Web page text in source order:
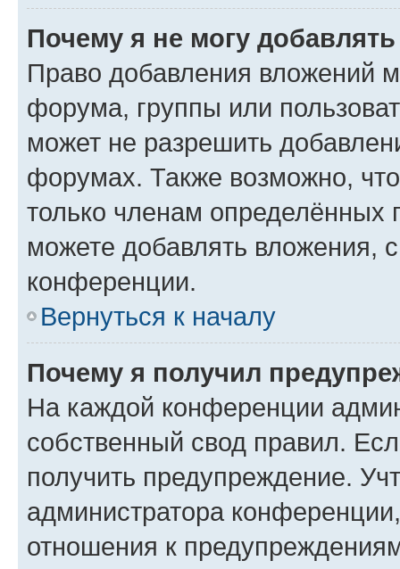
Почему я не могу
Право добавления вложений
форума, группы или
может не разрешить
форумах. Также возможно,
только членам определённых
можете добавлять вложения,
конференции.
Вернуться к началу
Почему я получил
На каждой конференции
собственный свод правил.
получить предупреждение.
администратора
отношения к